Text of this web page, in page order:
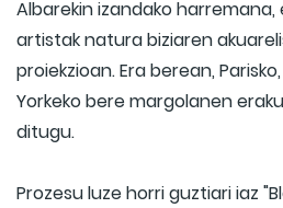
Albarekin izandako
artistak natura biziaren
proiekzioan. Era berean,
Yorkeko bere margolanen
ditugu.
Prozesu luze horri guztiari iaz